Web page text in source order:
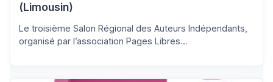
(Limousin)
Le troisième Salon Régional des Auteurs Indépendants,
organisé par l’association Pages Libres…